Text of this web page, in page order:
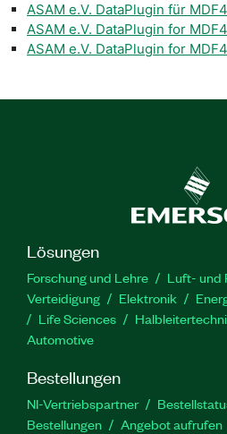
ASAM e.V. DataPlugin für
ASAM e.V. DataPlugin for
ASAM e.V. DataPlugin for MDF4
Lösungen
Forschung und Lehre
Luft- und
Verteidigung
Elektronik
Life Sciences
Automotive
Bestellungen
NI-Vertriebspartner
Bestellungen
Angebot aufrufen